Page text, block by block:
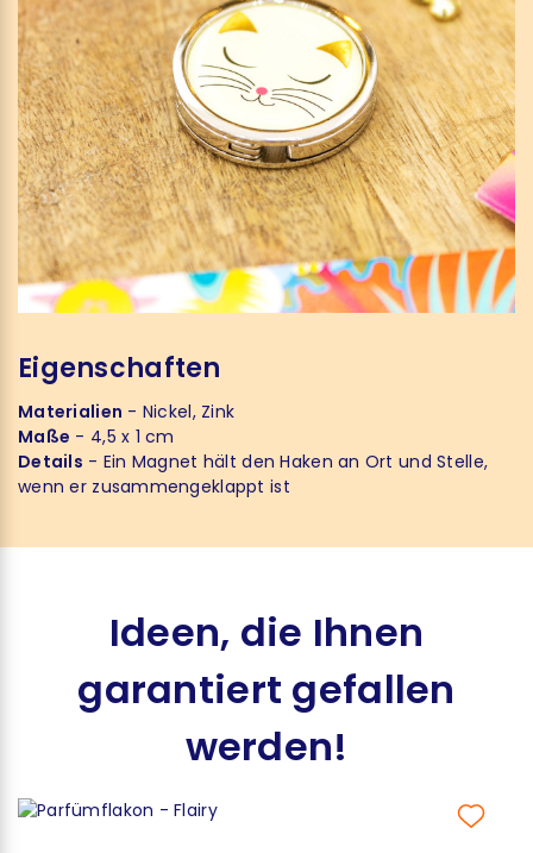
Eigenschaften
Materialien - Nickel, Zink
Maße - 4,5 x 1 cm
Details - Ein Magnet hält den Haken an Ort und Stelle,
wenn er zusammengeklappt ist
Ideen, die Ihnen
garantiert gefallen
werden!